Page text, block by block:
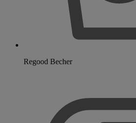
Regood Becher